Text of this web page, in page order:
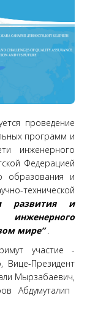
проведение
программ и
инженерного
Федерацией
образования и
технической
развития и
инженерного
мире”.
участие -
, Вице-Президент
Мырзабаевич,
Абдумуталип